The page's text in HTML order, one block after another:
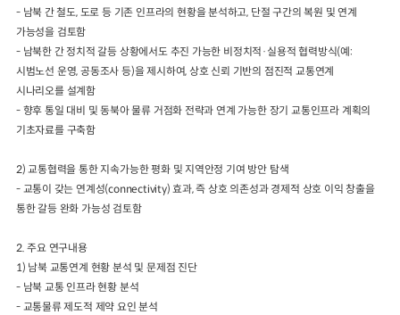
- 남북 간 철도, 도로 등 기존 인프라의 현황을 분석하고, 단절 구간의 복원 및 연계
가능성을 검토함
- 남북한 간 정치적 갈등 상황에서도 추진 가능한 비정치적 · 실용적 협력방식(예:
시범노선 운영,공동조사 등)을 제시하여, 상호 신뢰 기반의 점진적 교통연계
시나리오를 설계함
- 향후 통일 대비 및 동북아 물류 거점화 전략과 연계 가능한 장기 교통인프라 계획의
기초자료를 구축함
2)교통협력을 통한 지속가능한 평화 및 지역안정 기여 방안 탐색
- 교통이 갖는 연계성(connectivity) 효과,즉 상호 의존성과 경제적 상호 이익 창출을
통한 갈등 완화 가능성 검토함
2.주요 연구내용
1) 남북 교통연계 현황 분석 및 문제점 진단
- 남북 교통 인프라 현황 분석
- 교통물류 제도적 제약 요인 분석
2024년 국가교통조사 및 분석
요약보고서
전국여객OD 여객통행량
통행발생모형
수단분담모형
권역별통행지표
사회경제지표
교통수요예측
2024 생활물류 서비스 보
택배 배달대행
소화물배송대행